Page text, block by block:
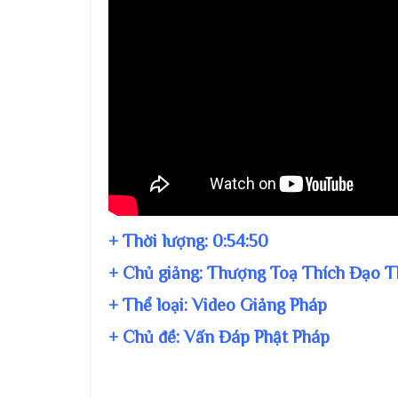
+ Thời lượng: 0:54:50
+ Chủ giảng: Thượng Toạ Thích Đạo
+ Thể loại: Video Giảng Pháp
+ Chủ đề:Vấn Đáp Phật Pháp